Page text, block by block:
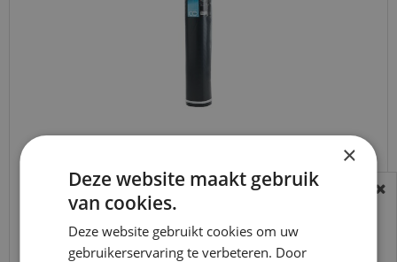
Co-pro Black-Line Silent+ 10dB dikte 3mm - 10m²
95
BEREIKBAARHEID
In verband met de vakantie periode zijn wij
t/m 14 augustus telefonisch helaas niet
×
Deze website maakt gebruik
van cookies.
Deze website gebruikt cookies om uw
gebruikerservaring te verbeteren. Door